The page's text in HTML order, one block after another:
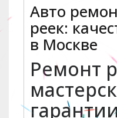
Авто
реек:
в Москве
Ремонт